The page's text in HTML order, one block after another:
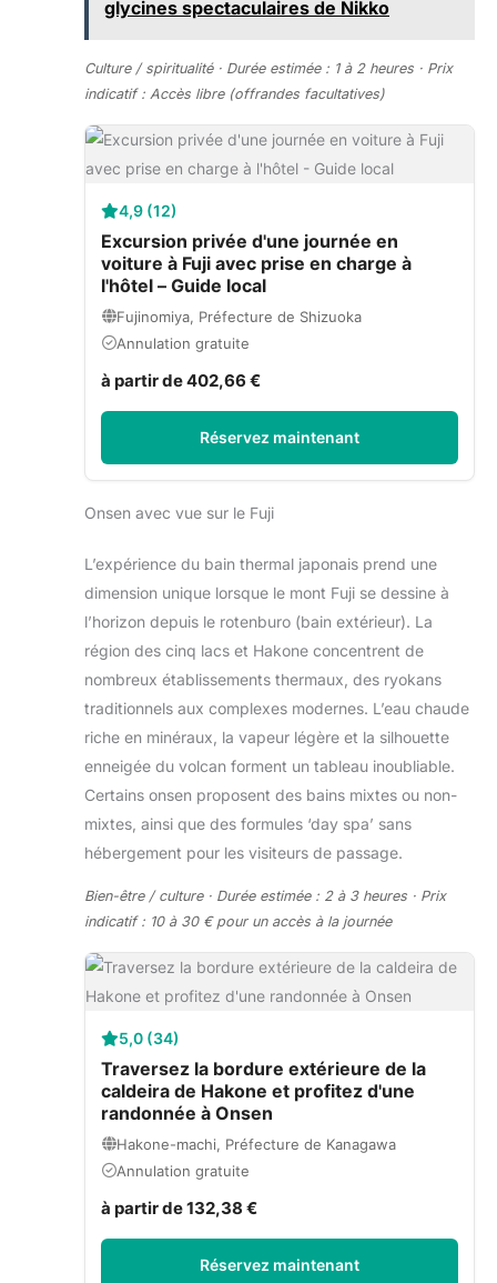
glycines spectaculaires de Nikko
Culture / spiritualité · Durée estimée : 1 à 2 heures · Prix
indicatif : Accès libre (offrandes facultatives)
4,9 (12)
Excursion privée d'une journée en
voiture à Fuji avec prise en charge à
l'hôtel – Guide local
Fujinomiya, Préfecture de Shizuoka
Annulation gratuite
à partir de 402,66 €
Réservez maintenant
Onsen avec vue sur le Fuji
L’expérience du bain thermal japonais prend une
dimension unique lorsque le mont Fuji se dessine à
l’horizon depuis le rotenburo (bain extérieur). La
région des cinq lacs et Hakone concentrent de
nombreux établissements thermaux, des ryokans
traditionnels aux complexes modernes. L’eau chaude
riche en minéraux, la vapeur légère et la silhouette
enneigée du volcan forment un tableau inoubliable.
Certains onsen proposent des bains mixtes ou non-
mixtes, ainsi que des formules ‘day spa’ sans
hébergement pour les visiteurs de passage.
Bien-être / culture · Durée estimée : 2 à 3 heures · Prix
indicatif : 10 à 30 € pour un accès à la journée
5,0 (34)
Traversez la bordure extérieure de la
caldeira de Hakone et profitez d'une
randonnée à Onsen
Hakone-machi, Préfecture de Kanagawa
Annulation gratuite
à partir de 132,38 €
Réservez maintenant